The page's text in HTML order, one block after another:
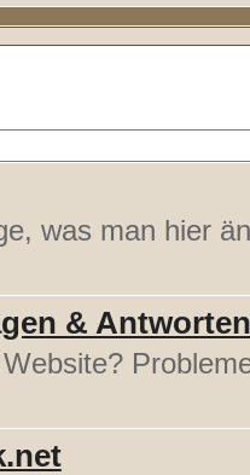
was man hier
& Antworten